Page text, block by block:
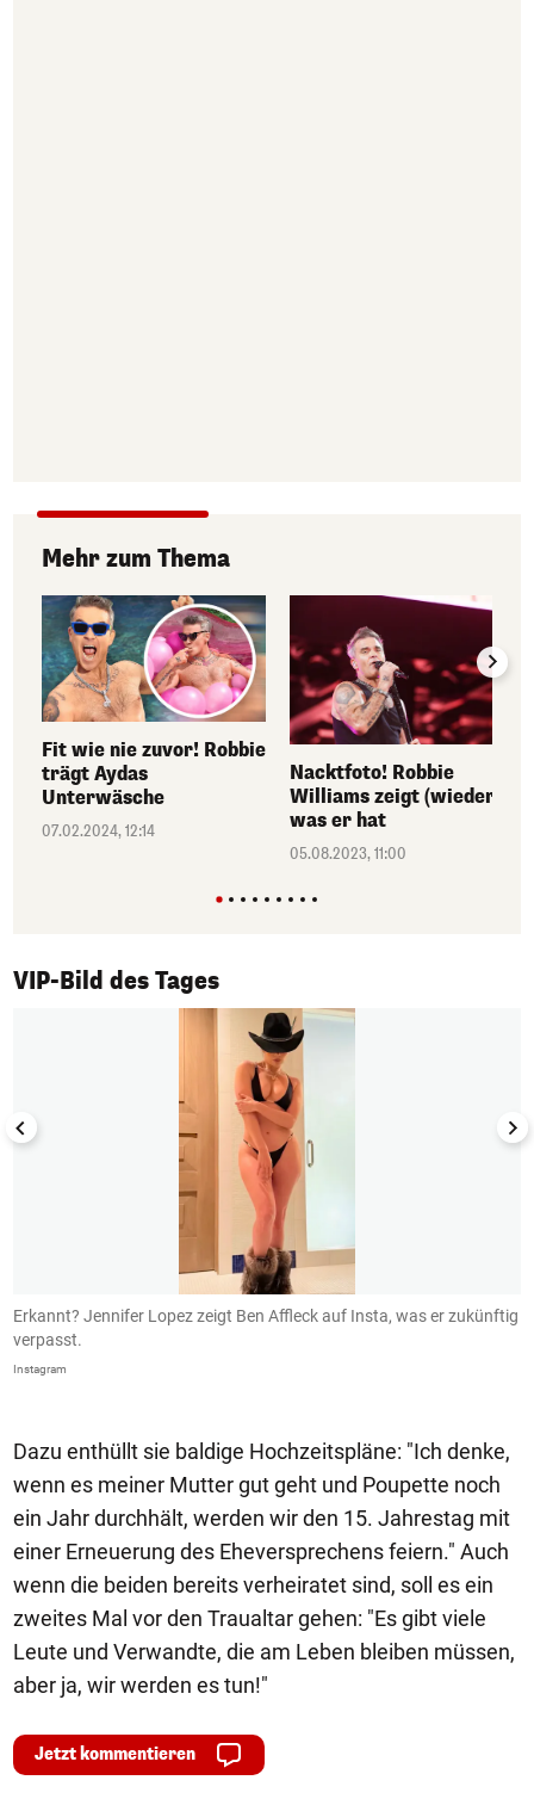
Mehr zum Thema
Fit wie nie zuvor! Robbie
trägt Aydas
Unterwäsche
07.02.2024, 12:14
Nacktfoto! Robbie
Williams zeigt (wieder),
was er hat
05.08.2023, 11:00
VIP-Bild des Tages
1/50
Erkannt? Jennifer Lopez zeigt Ben Affleck auf Insta, was er zukünftig
verpasst.
Instagram
Dazu enthüllt sie baldige Hochzeitspläne: "Ich denke,
wenn es meiner Mutter gut geht und Poupette noch
ein Jahr durchhält, werden wir den 15. Jahrestag mit
einer Erneuerung des Eheversprechens feiern." Auch
wenn die beiden bereits verheiratet sind, soll es ein
zweites Mal vor den Traualtar gehen: "Es gibt viele
Leute und Verwandte, die am Leben bleiben müssen,
aber ja, wir werden es tun!"
Jetzt kommentieren